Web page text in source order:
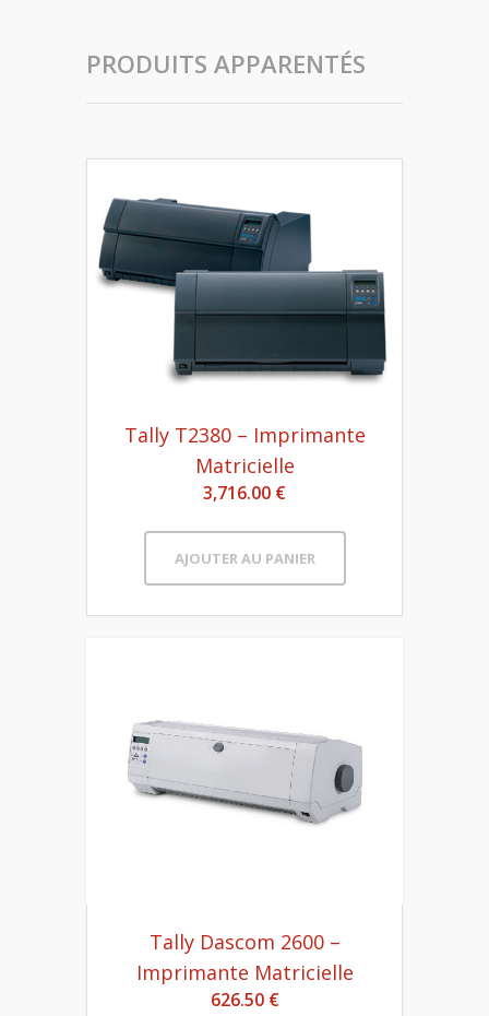
PRODUITS APPARENTÉS
Tally T2380 – Imprimante
Matricielle
3,716.00 €
AJOUTER AU PANIER
Tally Dascom 2600 –
Imprimante Matricielle
626.50 €